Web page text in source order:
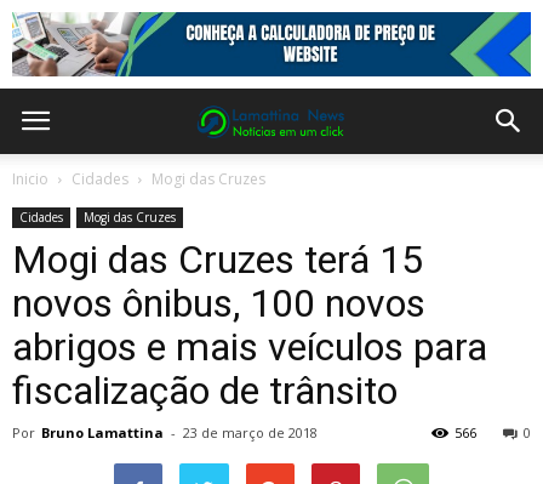
Inicio Cidades Mogi das Cruzes
Cidades Mogi das Cruzes
Mogi das Cruzes terá 15
novos ônibus, 100 novos
abrigos e mais veículos para
fiscalização de trânsito
Por Bruno Lamattina - 23 de março de 2018 0
566